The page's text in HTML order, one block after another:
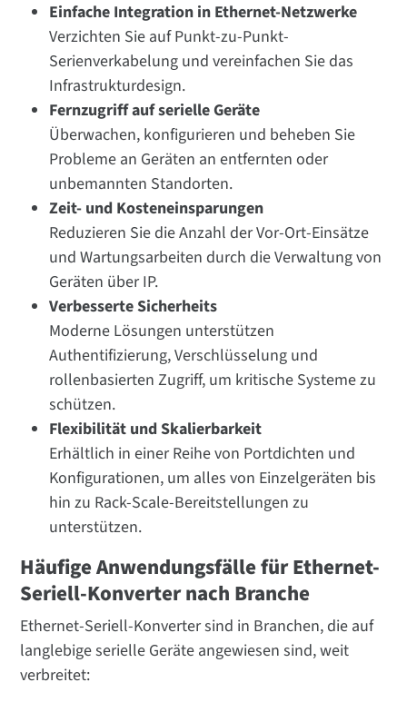
Einfache Integration in Ethernet-Netzwerke
Verzichten Sie auf Punkt-zu-Punkt-
Serienverkabelung und vereinfachen Sie das
Infrastrukturdesign.
Fernzugriff auf serielle Geräte
Überwachen, konfigurieren und beheben Sie
Probleme an Geräten an entfernten oder
unbemannten Standorten.
Zeit- und Kosteneinsparungen
Reduzieren Sie die Anzahl der Vor-Ort-Einsätze
und Wartungsarbeiten durch die Verwaltung von
Geräten über IP.
Verbesserte Sicherheits
Moderne Lösungen unterstützen
Authentifizierung, Verschlüsselung und
rollenbasierten Zugriff, um kritische Systeme zu
schützen.
Flexibilität und Skalierbarkeit
Erhältlich in einer Reihe von Portdichten und
Konfigurationen, um alles von Einzelgeräten bis
hin zu Rack-Scale-Bereitstellungen zu
unterstützen.
Häufige Anwendungsfälle für Ethernet-
Seriell-Konverter nach Branche
Ethernet-Seriell-Konverter sind in Branchen, die auf
langlebige serielle Geräte angewiesen sind, weit
verbreitet: